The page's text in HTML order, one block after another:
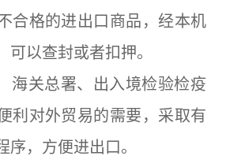
合格的进出口商品，经本机
可以查封或者扣押。
总署、出入境检验检疫
利对外贸易的需要，采取有
序，方便进出口。